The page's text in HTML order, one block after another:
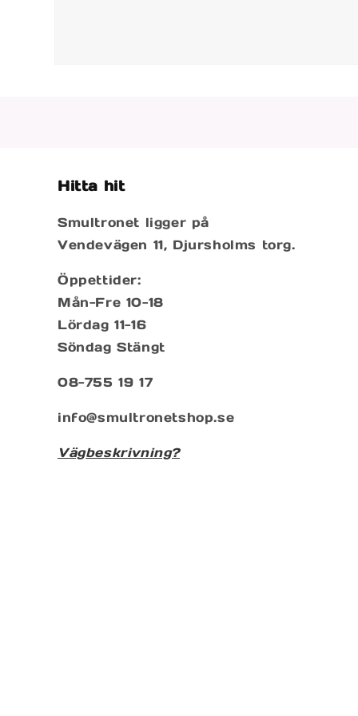
Hitta hit
Smultronet ligger på
Vendevägen 11, Djursholms torg.
Öppettider:
Mån-Fre 10-18
Lördag 11-16
Söndag Stängt
08-755 19 17
info@smultronetshop.se
Vägbeskrivning?